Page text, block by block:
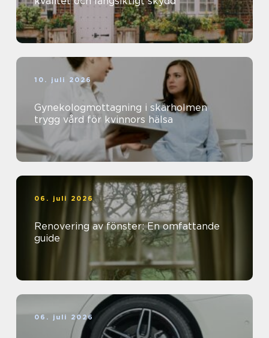
10. juli 2026
Gynekologmottagning i skärholmen
trygg vård för kvinnors hälsa
06. juli 2026
Renovering av fönster: En omfattande
guide
06. juli 2026